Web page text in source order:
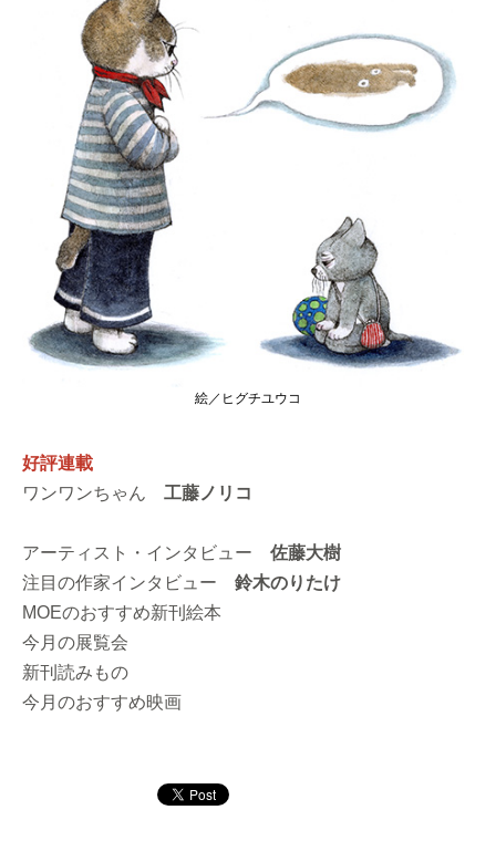
絵／ヒグチユウコ
好評連載
ワンワンちゃん 工藤ノリコ
アーティスト・インタビュー 佐藤大樹
注目の作家インタビュー 鈴木のりたけ
MOEのおすすめ新刊絵本
今月の展覧会
新刊読みもの
今月のおすすめ映画